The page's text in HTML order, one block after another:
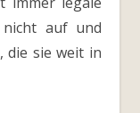
nicht auf und
die sie weit in